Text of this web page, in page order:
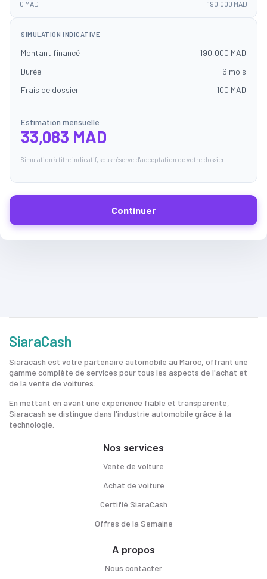
0 MAD 190,000 MAD
SIMULATION INDICATIVE
Montant financé
190,000 MAD
Durée
6 mois
Frais de dossier
100 MAD
Estimation mensuelle
33,083 MAD
Simulation à titre indicatif, sous réserve d'acceptation de votre dossier.
Continuer
SiaraCash
Siaracash est votre partenaire automobile au Maroc, offrant une
gamme complète de services pour tous les aspects de l'achat et
de la vente de voitures.
En mettant en avant une expérience fiable et transparente,
Siaracash se distingue dans l'industrie automobile grâce à la
technologie.
Nos services
Vente de voiture
Achat de voiture
Certifié SiaraCash
Offres de la Semaine
A propos
Nous contacter